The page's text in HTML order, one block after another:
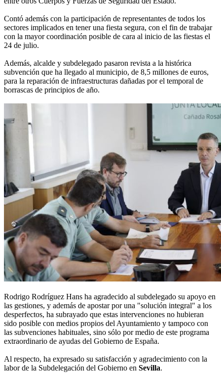
Contó además con la participación de representantes de todos los
sectores implicados en tener una fiesta segura, con el fin de trabajar
con la mayor coordinación posible de cara al inicio de las fiestas el
24 de julio.
Además, alcalde y subdelegado pasaron revista a la histórica
subvención que ha llegado al municipio, de 8,5 millones de euros,
para la reparación de infraestructuras dañadas por el temporal de
borrascas de principios de año.
Rodrigo Rodríguez Hans ha agradecido al subdelegado su apoyo en
las gestiones, y además de apostar por una "solución integral" a los
desperfectos, ha subrayado que estas intervenciones no hubieran
sido posible con medios propios del Ayuntamiento y tampoco con
las subvenciones habituales, sino sólo por medio de este programa
extraordinario de ayudas del Gobierno de España.
Al respecto, ha expresado su satisfacción y agradecimiento con la
labor de la Subdelegación del Gobierno en Sevilla.